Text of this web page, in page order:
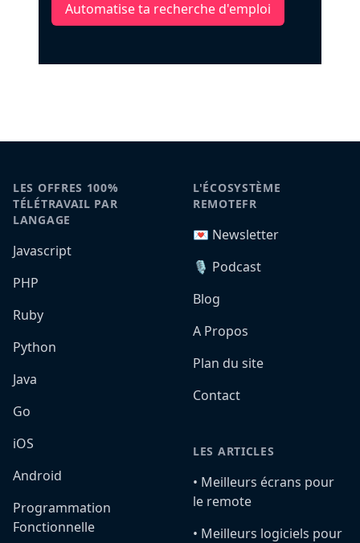
Automatise ta recherche d'emploi
LES OFFRES 100%
TÉLÉTRAVAIL PAR
LANGAGE
Javascript
PHP
Ruby
Python
Java
Go
iOS
Android
Programmation
Fonctionnelle
L'ÉCOSYSTÈME
REMOTEFR
💌 Newsletter
🎙️ Podcast
Blog
A Propos
Plan du site
Contact
LES ARTICLES
•️ Meilleurs écrans pour
le remote
•️ Meilleurs logiciels pour